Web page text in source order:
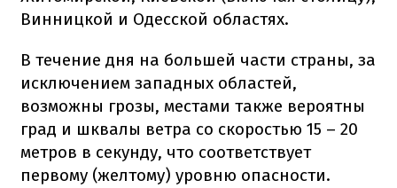
Винницкой и Одесской областях.
В течение дня на большей части страны, за
исключением западных областей,
возможны грозы, местами также вероятны
град и шквалы ветра со скоростью 15 – 20
метров в секунду, что соответствует
первому (желтому) уровню опасности.